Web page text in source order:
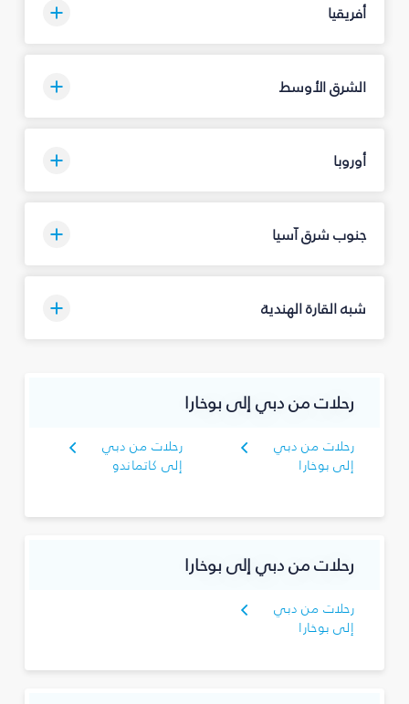
أفريقيا
الشرق الأوسط
أوروبا
جنوب شرق آسيا
شبه القارة الهندية
رحلات من دبي إلى بوخارا
رحلات من دبي
إلى بوخارا
رحلات من دبي
إلى كاتماندو
رحلات من دبي إلى بوخارا
رحلات من دبي
إلى بوخارا